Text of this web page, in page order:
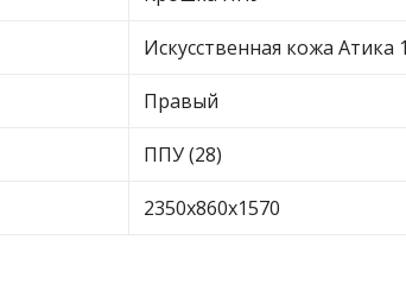
Искусственная кожа Атика
Правый
ППУ (28)
2350х860х1570